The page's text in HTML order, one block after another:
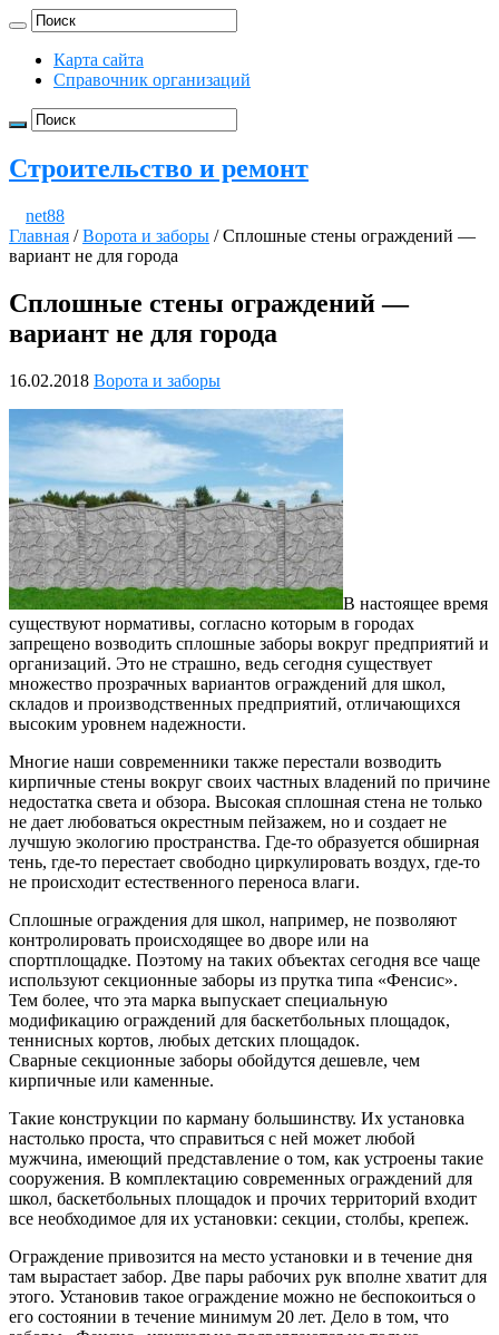
Карта сайта
Справочник организаций
Строительство и ремонт
net88
Главная / Ворота и заборы / Сплошные стены ограждений —
вариант не для города
Сплошные стены ограждений —
вариант не для города
16.02.2018 Ворота и заборы
В настоящее время
существуют нормативы, согласно которым в городах
запрещено возводить сплошные заборы вокруг предприятий и
организаций. Это не страшно, ведь сегодня существует
множество прозрачных вариантов ограждений для школ,
складов и производственных предприятий, отличающихся
высоким уровнем надежности.
Многие наши современники также перестали возводить
кирпичные стены вокруг своих частных владений по причине
недостатка света и обзора. Высокая сплошная стена не только
не дает любоваться окрестным пейзажем, но и создает не
лучшую экологию пространства. Где-то образуется обширная
тень, где-то перестает свободно циркулировать воздух, где-то
не происходит естественного переноса влаги.
Сплошные ограждения для школ, например, не позволяют
контролировать происходящее во дворе или на
спортплощадке. Поэтому на таких объектах сегодня все чаще
используют секционные заборы из прутка типа «Фенсис».
Тем более, что эта марка выпускает специальную
модификацию ограждений для баскетбольных площадок,
теннисных кортов, любых детских площадок.
Сварные секционные заборы обойдутся дешевле, чем
кирпичные или каменные.
Такие конструкции по карману большинству. Их установка
настолько проста, что справиться с ней может любой
мужчина, имеющий представление о том, как устроены такие
сооружения. В комплектацию современных ограждений для
школ, баскетбольных площадок и прочих территорий входит
все необходимое для их установки: секции, столбы, крепеж.
Ограждение привозится на место установки и в течение дня
там вырастает забор. Две пары рабочих рук вполне хватит для
этого. Установив такое ограждение можно не беспокоиться о
его состоянии в течение минимум 20 лет. Дело в том, что